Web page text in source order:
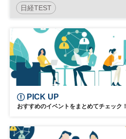
日経TEST
PICK UP
おすすめのイベントをまとめてチェック！